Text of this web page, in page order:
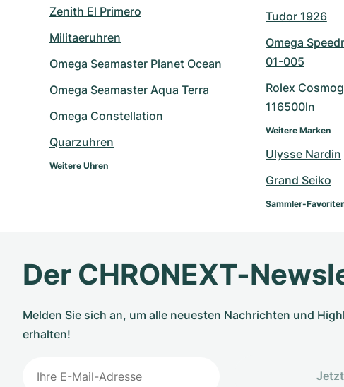
Zenith El Primero
Militaeruhren
Omega Seamaster Planet Ocean
Omega Seamaster Aqua Terra
Omega Constellation
Quarzuhren
Weitere Uhren
Tudor 1926
Omega
01-005
Rolex
116500ln
Weitere Marken
Ulysse Nardin
Grand Seiko
Sammler-
Der CHRONEXT-
Melden Sie sich an, um alle neuesten Nachrichten und
erhalten!